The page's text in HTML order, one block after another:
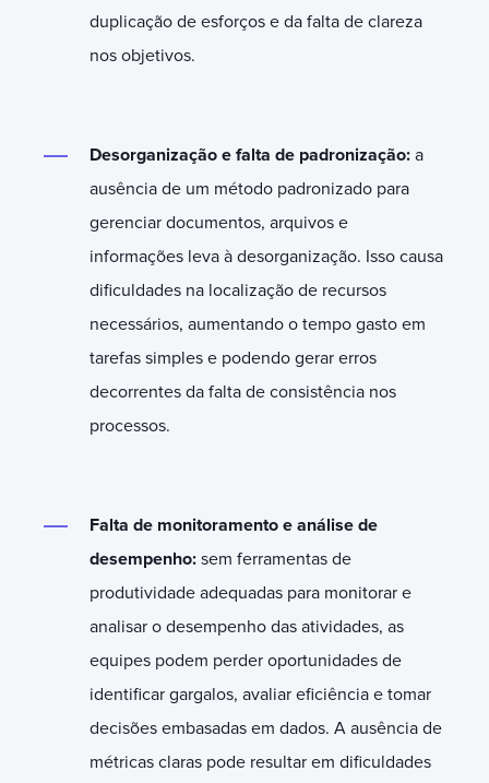
duplicação de esforços e da falta de clareza
nos objetivos.
Desorganização e falta de padronização: a
ausência de um método padronizado para
gerenciar documentos, arquivos e
informações leva à desorganização. Isso causa
dificuldades na localização de recursos
necessários, aumentando o tempo gasto em
tarefas simples e podendo gerar erros
decorrentes da falta de consistência nos
processos.
Falta de monitoramento e análise de
desempenho: sem ferramentas de
produtividade adequadas para monitorar e
analisar o desempenho das atividades, as
equipes podem perder oportunidades de
identificar gargalos, avaliar eficiência e tomar
decisões embasadas em dados. A ausência de
métricas claras pode resultar em dificuldades